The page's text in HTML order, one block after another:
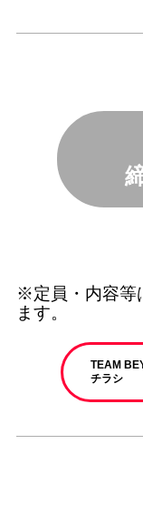
※定員・内容等
ます。
TEAM
チラシ